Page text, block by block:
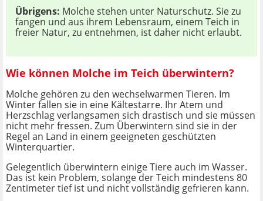
Übrigens: Molche stehen unter Naturschutz. Sie zu
fangen und aus ihrem Lebensraum, einem Teich in
freier Natur, zu entnehmen, ist daher nicht erlaubt.
Wie können Molche im Teich überwintern?
Molche gehören zu den wechselwarmen Tieren. Im
Winter fallen sie in eine Kältestarre. Ihr Atem und
Herzschlag verlangsamen sich drastisch und sie müssen
nicht mehr fressen. Zum Überwintern sind sie in der
Regel an Land in einem geeigneten geschützten
Winterquartier.
Gelegentlich überwintern einige Tiere auch im Wasser.
Das ist kein Problem, solange der Teich mindestens 80
Zentimeter tief ist und nicht vollständig gefrieren kann.